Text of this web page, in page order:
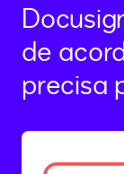
de
precisa